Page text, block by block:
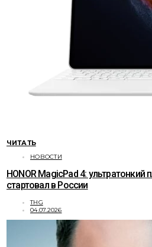
ЧИТАТЬ
НОВОСТИ
HONOR MagicPad 4:
стартовал в России
THG
04.07.2026